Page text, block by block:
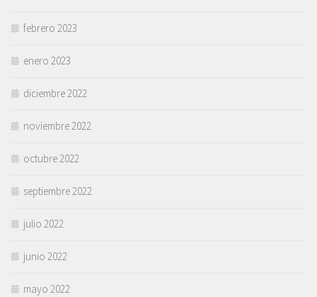
febrero 2023
enero 2023
diciembre 2022
noviembre 2022
octubre 2022
septiembre 2022
julio 2022
junio 2022
mayo 2022